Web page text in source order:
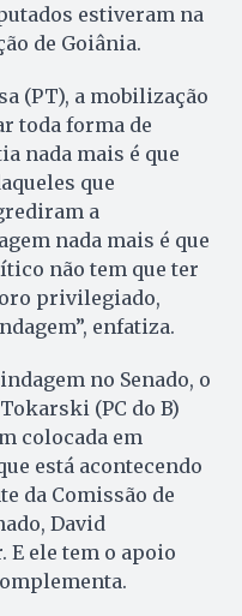
estiveram na
de Goiânia.
(PT), a mobilização
toda forma de
nada mais é que
que
a
nada mais é que
não tem que ter
privilegiado,
enfatiza.
no Senado, o
(PC do B)
colocada em
está acontecendo
da Comissão de
David
ele tem o apoio